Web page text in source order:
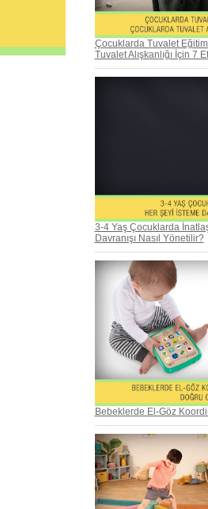
Çocuklarda Tuvalet
Tuvalet Alışkanlığı İçin 7
3-4 Yaş Çocuklarda
Davranışı Nasıl Yönetilir?
Bebeklerde El-Göz